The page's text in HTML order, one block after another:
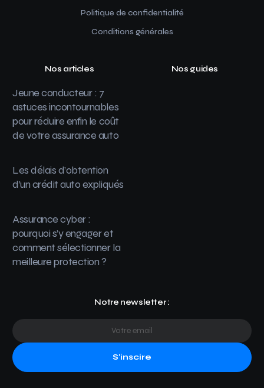
Politique de confidentialité
Conditions générales
Nos articles
Jeune conducteur : 7
astuces incontournables
pour réduire enfin le coût
de votre assurance auto
Les délais d’obtention
d’un crédit auto expliqués
Assurance cyber :
pourquoi s’y engager et
comment sélectionner la
meilleure protection ?
Nos guides
Notre newsletter :
S'inscire